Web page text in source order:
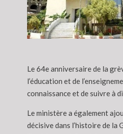
Le 64e anniversaire de la
l’éducation et de
connaissance et de suivre à
Le ministère a également
décisive dans l’histoire de